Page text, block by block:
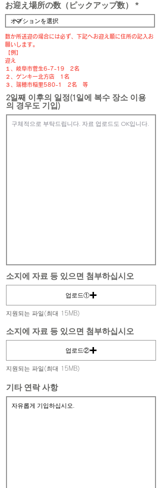
お迎え場所の数（ピックアップ数）
数か所送迎の場合には必ず、下記へお迎え順に住所の記入お
願いします。
【例】
迎え
１、岐阜市菅生6-7-19 2名
２、ゲンキー北方店 1名
​３、瑞穂市稲里580-1 2名 等
2일째 이후의 일정(1일에 복수 장소 이용
의 경우도 기입)
소지에 자료 등 있으면 첨부하십시오
업로드①
지원되는 파일(최대 15MB)
소지에 자료 등 있으면 첨부하십시오
업로드②
지원되는 파일(최대 15MB)
기타 연락 사항